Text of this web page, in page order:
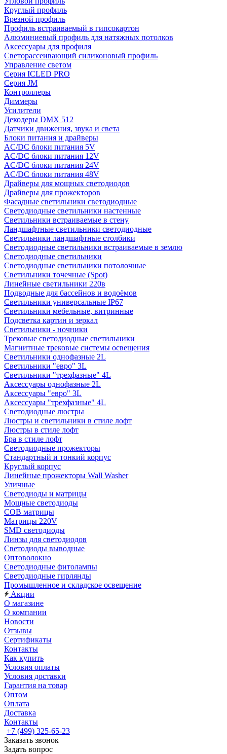
Круглый профиль
Врезной профиль
Профиль встраиваемый в гипсокартон
Алюминиевый профиль для натяжных потолков
Аксессуары для профиля
Светорассеивающий силиконовый профиль
Управление светом
Серия ICLED PRO
Серия JM
Контроллеры
Диммеры
Усилители
Декодеры DMX 512
Датчики движения, звука и света
Блоки питания и драйверы
AC/DC блоки питания 5V
AC/DC блоки питания 12V
AC/DC блоки питания 24V
AC/DC блоки питания 48V
Драйверы для мощных светодиодов
Драйверы для прожекторов
Фасадные светильники светодиодные
Светодиодные светильники настенные
Светильники встраиваемые в стену
Ландшафтные светильники светодиодные
Светильники ландшафтные столбики
Светодиодные светильники встраиваемые в землю
Светодиодные светильники
Светодиодные светильники потолочные
Светильники точечные (Spot)
Линейные светильники 220в
Подводные для бассейнов и водоёмов
Светильники универсальные IP67
Светильники мебельные, витринные
Подсветка картин и зеркал
Светильники - ночники
Трековые светодиодные светильники
Магнитные трековые системы освещения
Светильники однофазные 2L
Светильники "евро" 3L
Светильники "трехфазные" 4L
Аксессуары однофазные 2L
Аксессуары "евро" 3L
Аксессуары "трехфазные" 4L
Светодиодные люстры
Люстры и светильники в стиле лофт
Люстры в стиле лофт
Бра в стиле лофт
Светодиодные прожекторы
Стандартный и тонкий корпус
Круглый корпус
Линейные прожекторы Wall Washer
Уличные
Светодиоды и матрицы
Мощные светодиоды
COB матрицы
Матрицы 220V
SMD светодиоды
Линзы для светодиодов
Светодиоды выводные
Оптоволокно
Светодиодные фитолампы
Светодиодные гирлянды
Промышленное и складское освещение
Акции
О магазине
О компании
Новости
Отзывы
Сертификаты
Контакты
Как купить
Условия оплаты
Условия доставки
Гарантия на товар
Оптом
Оплата
Доставка
Контакты
+7 (499) 325-65-23
Заказать звонок
Задать вопрос